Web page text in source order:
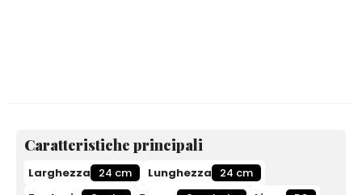
Caratteristiche principali
Larghezza 24 cm Lunghezza
24 cm